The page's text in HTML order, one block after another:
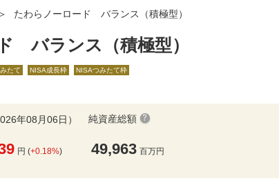
＞ たわらノーロード バランス（積極型）
バランス（積極型）
たて NISA成長枠 NISAつみたて枠
年08月06日）
円 (+0.18%)
純資産総額
49,963 百万円